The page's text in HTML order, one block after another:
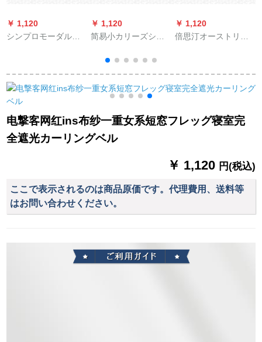
￥ 1,120
シンプロモーダル遮
寝室既制カーンシス
テムシステム遮光オ
ームシステムシステ
ムシステムシステム
システムシステムシ
ステムシステムシス
ステムシステムシス
テムシステムシステ
ムシステムシステム
テムX-02タバコ灰色
￥ 1,120
简易小カリーズシリ
ハルは贴らないでく
ださい。遮光断热舎
のショートカーター
テンダンク幅1.5メト
ル、高さ1.5メトル、
マジコメントを送り
ます。
￥ 1,120
倍思汀オーストリア
ホテル断熱のレ寝室
昇降UVカータートオ
ーテテテと風禅意古
典花顔一平方メート
电撃客网红ins布纱一重女系短窓フレッグ寝室完
全遮光カーリングベル
￥ 1,120 円(税込)
ここで表示されるのは商品原価です。代理費用、送料等
はお問い合わせください。